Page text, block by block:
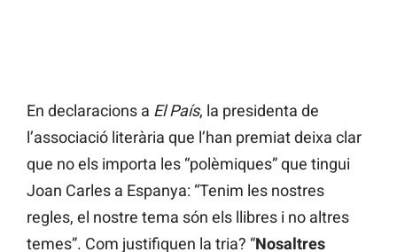
En declaracions a El País, la presidenta de
l’associació literària que l’han premiat deixa clar
que no els importa les “polèmiques” que tingui
Joan Carles a Espanya: “Tenim les nostres
regles, el nostre tema són els llibres i no altres
temes”. Com justifiquen la tria? “Nosaltres